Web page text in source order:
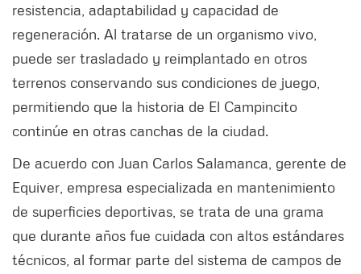
resistencia, adaptabilidad y capacidad de
regeneración. Al tratarse de un organismo vivo,
puede ser trasladado y reimplantado en otros
terrenos conservando sus condiciones de juego,
permitiendo que la historia de El Campincito
continúe en otras canchas de la ciudad.
De acuerdo con Juan Carlos Salamanca, gerente de
Equiver, empresa especializada en mantenimiento
de superficies deportivas, se trata de una grama
que durante años fue cuidada con altos estándares
técnicos, al formar parte del sistema de campos de